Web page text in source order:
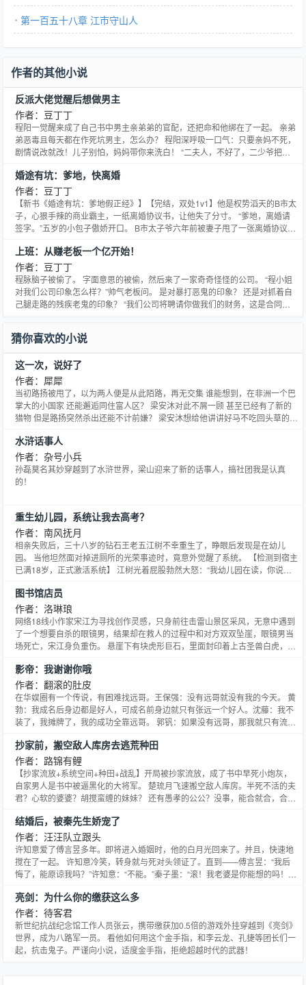
第一百五十八章 江市守山人
作者的其他小说
反派大佬觉醒后想做男主
作者：豆丁丁
程阳一觉醒来成了自己书中男主亲弟弟的官配，还把命和他绑在了一起。 亲弟
弟恶毒且每天都在作死坑男主，怎么办？ 程阳深呼吸一口气：只要亲妈不死，
剧情说改就改！儿子别怕，妈妈带你来洗白！ “二夫人，不好了，二少爷把大
了，二少爷把大少爷合同搅黄了！” 程阳：“严正谴责‘个别配角’，请不要频繁给
自己加戏！！！” “二夫人，不好了，二
婚途有坑：爹地，快离婚
作者：豆丁丁
【新书《婚途有坑：爹地假正经》】【完结，双处1v1】他是权势滔天的B市太
子，心狠手辣的商业霸主，一纸离婚协议书，让他失了分寸。 “爹地，离婚请
签字。”五岁的小包子傲娇开口。 B市太子爷六年前被妻子甩了一张离婚协议
亲儿童了。”顾爵玺冷冷开口。 小包子斜睨自己爹地：“妈咪说了，三条腿的蛤
蟆没有，你这样的男人太多了。” 顾爵玺脸色锐变
上班：从赚老板一个亿开始！
作者：豆丁丁
程脉脑子被偷了。 字面意思的被偷，然后来了一家奇奇怪怪的公司。 “程小姐
对我们公司印象怎么样？”帅气老板问。 是对暴打恶鬼的印象？ 还是对抓着自
己腿走路的残疾老鬼的印象？ “我们公司将聘请你做我们的财务，这是合同。”
能被盯上第二次，脑子能丢一次就会丢第二
猜你喜欢的小说
这一次，说好了
作者：犀犀
当初路扬被甩了，以为两人便是从此陌路，再无交集 谁能想到，在非洲一个巴
掌大的小国家 还能邂逅同住富人区？ 梁安沐对此不屑一顾 甚至已经有了新的
猎物 但是路扬突然杀出还能不计前嫌？ 梁安沐想给他讲讲好马不吃回头草的道
水浒话事人
作者：杂号小兵
孙磊莫名其妙穿越到了水浒世界，梁山迎来了新的话事人，搞社团我是认真
的！
重生幼儿园，系统让我去高考？
作者：南风抚月
相亲失败后，三十八岁的钻石王老五江树不幸重生了，睁眼后发现是在幼儿
园。 当他坦然面对掉进厕所的光荣事迹时，竟意外觉醒了系统。 【检测到宿主
已满18岁，正式激活系统】 江树光着屁股勃然大怒：“我幼儿园在读，你说我
女神摆脱追求者的纠缠】 【邀请人美心善的天使校花看一场电影，在暧昧的氛
围下悄悄牵上她的手】 【和刁蛮大小姐的意外邂逅
图书馆店员
作者：洛琳琅
网络18线小作家宋江为寻找创作灵感，只身前往击雷山景区采风，无意中遇到
了一个想要自杀的眼镜男，结果却在救人的过程中和对方双双坠崖，眼镜男当
场死亡，宋江身负重伤。 悬崖下有块虎形巨石，里面封印着上古圣兽白虎，宋
男的尸体上重生，二人从此开启了一段降妖除魔的奇幻旅程。
影帝：我谢谢你哦
作者：翻滚的肚皮
在华娱圈有一个传说，有困难找远哥。王保强：没有远哥就没有我的今天。 黄
勃：我成名后身边都是好人，可成名前身边就只有张远一个好人。沈藤：我不
装了，我摊牌了，我的成功全靠远哥。 郭钒：如果没有远哥，那我就只有流
土……
抄家前，搬空敌人库房去逃荒种田
作者：路锦有鲤
【抄家流放+系统空间+种田+战乱】开局被抄家流放，成了书中早死小炮灰，
自家男人是书中被逼黑化的大将军。 楚琉月飞速搬空敌人库房。半死不活的夫
君？心软的婆婆？胡搅蛮缠的妹妹？ 还有愚孝的公公？没事，能合就合，合不
乱？别怕，我有计谋，有战神！！谁曾想狗皇帝又作妖，害得百姓民不聊生！
此时不反更待何时！！！
结婚后，被秦先生娇宠了
作者：汪汪队立跟头
许知意爱了傅言昱多年。即将进入婚姻时，他的白月光回来了。并且，快速地
搅在了一起。 许知意冷笑，转身就与死对头领证了。直到——傅言昱：“我后
悔了，能原谅我吗？”许知意：“不能。”秦子墨：“滚！我老婆是你能想的吗！”
亮剑：为什么你的缴获这么多
作者：待客君
新世纪抗战纪念馆工作人员张云，携带缴获加0.5倍的游戏外挂穿越到《亮剑》
世界，成为八路军一员。 看他如何用这个金手指，和李云龙、孔捷等团长们一
起，抗击鬼子。严谨向小说，适度金手指，拒绝超越时代的武器！